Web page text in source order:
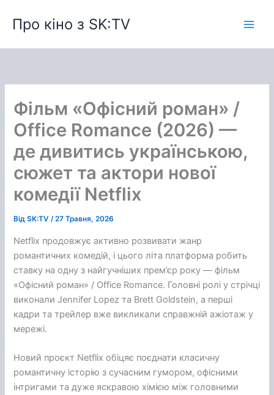
вмісту
Про кіно з SK:TV
Фільм «Офісний роман» /
Office Romance (2026) —
де дивитись українською,
сюжет та актори нової
комедії Netflix
ВідSK:TV/27 Травня, 2026
Netflix продовжує активно розвивати жанр
романтичних комедій, і цього літа платформа робить
ставку на одну з найгучніших прем’єр року — фільм
«Офісний роман» / Office Romance. Головні ролі у стрічці
виконали Jennifer Lopez та Brett Goldstein, а перші
кадри та трейлер вже викликали справжній ажіотаж у
мережі.
Новий проєкт Netflix обіцяє поєднати класичну
романтичну історію з сучасним гумором, офісними
інтригами та дуже яскравою хімією між головними